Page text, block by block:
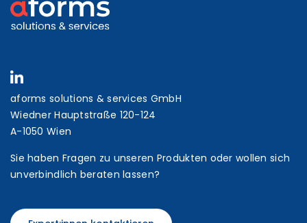
aforms solutions & services GmbH
Wiedner Hauptstraße 120-124
A-1050 Wien
Sie haben Fragen zu unseren Produkten oder wollen sich
unverbindlich beraten lassen?